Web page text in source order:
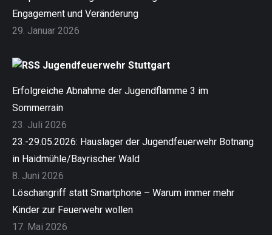
Engagement und Veränderung
29. Januar 2026
Jugendfeuerwehr Stuttgart
Erfolgreiche Abnahme der Jugendflamme 3 im
Sommerrain
23. Juli 2026
23.-29.05.2026: Hauslager der Jugendfeuerwehr Botnang
in Haidmühle/Bayrischer Wald
8. Juni 2026
Löschangriff statt Smartphone – Warum immer mehr
Kinder zur Feuerwehr wollen
17. Mai 2026